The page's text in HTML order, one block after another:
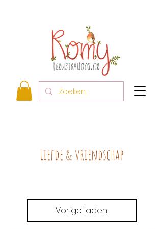
Liefde & vriendschap
Vorige laden